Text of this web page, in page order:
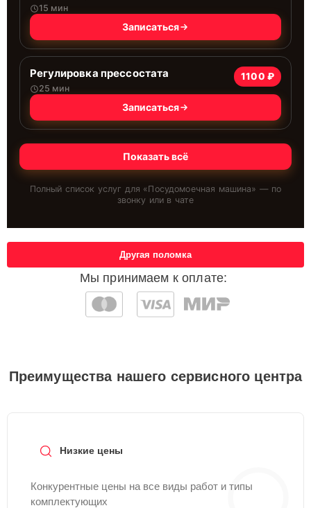
15 мин
Записаться
Регулировка прессостата
25 мин
1100 ₽
Записаться
Показать всё
Полный список услуг для «Посудомоечная машина» — по
звонку или в чате
Мы принимаем к оплате:
Другая поломка
Преимущества нашего сервисного центра
Низкие цены
Конкурентные цены на все виды работ и типы
комплектующих